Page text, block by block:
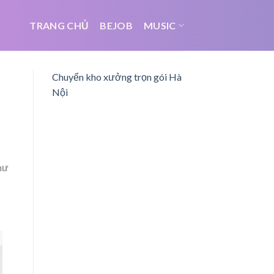
TRANG CHỦ BEJOB MUSIC
Chuyển kho xưởng trọn gói Hà
Nội